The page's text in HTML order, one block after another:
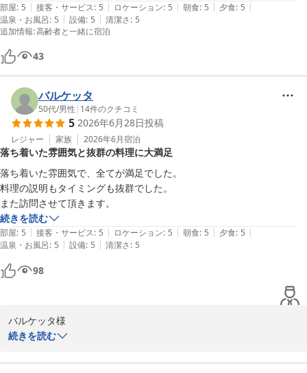
小野川温泉 名湯の宿 吾妻荘
2026-06-15
部屋: 5 | 接客・サービス: 5 | ロケーション: 5 | 朝食: 5 | 夕食: 5 |
温泉・お風呂: 5 | 設備: 5 | 清潔さ: 5
追加情報:高齢者と一緒に宿泊
43
バルケッタ
50代/男性 | 14件のクチコミ
5 2026年6月28日投稿
レジャー 家族 2026年6月宿泊
落ち着いた雰囲気と抜群の料理に大満足
落ち着いた雰囲気で、全てが満足でした。
料理の説明もタイミングも抜群でした。
また訪問させて頂きます。
続きを読む
部屋: 5 | 接客・サービス: 5 | ロケーション: 5 | 朝食: 5 | 夕食: 5 |
温泉・お風呂: 5 | 設備: 5 | 清潔さ: 5
98
バルケッタ様
この度は、小野川温泉 吾妻荘にご宿泊いただき、誠にありがとうご
ひとときをお過ごしいただきましたこと、心より厚く御礼申し上げ
続きを読む